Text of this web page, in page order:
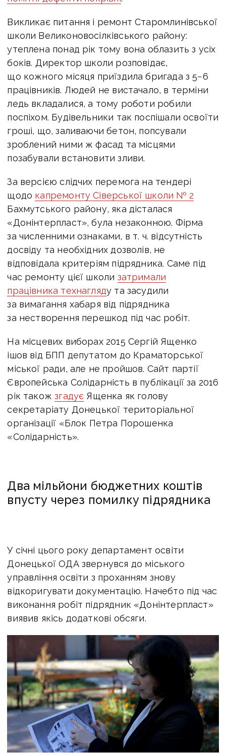
Викликає питання і ремонт Старомлинівської
школи Великоновосілківського району:
утеплена понад рік тому вона облазить з усіх
боків. Директор школи розповідає,
що кожного місяця приїздила бригада з 5−6
працівників. Людей не вистачало, в терміни
ледь вкладалися, а тому роботи робили
поспіхом. Будівельники так поспішали освоїти
гроші, що, заливаючи бетон, попсували
зроблений ними ж фасад та місцями
позабували встановити зливи.
За версією слідчих перемога на тендері
щодо капремонту Сіверської школи № 2
Бахмутського району, яка дісталася
«Донінтерпласт», була незаконною. Фірма
за численними ознаками, в т. ч. відсутність
досвіду та необхідних дозволів, не
відповідала критеріям підрядника. Саме під
час ремонту цієї школи затримали
працівника технагляду та засудили
за вимагання хабаря від підрядника
за нестворення перешкод під час робіт.
На місцевих виборах 2015 Сергій Ященко
ішов від БПП депутатом до Краматорської
міської ради, але не пройшов. Сайт партії
Європейська Солідарність в публікації за 2016
рік такожзгадує Ященка як голову
секретаріату Донецької територіальної
організації «Блок Петра Порошенка
«Солідарність».
Два мільйони бюджетних коштів
впусту через помилку підрядника
У січні цього року департамент освіти
Донецької ОДА звернувся до міського
управління освіти з проханням знову
відкоригувати документацію. Начебто під час
виконання робіт підрядник «Донінтерпласт»
виявив якісь додаткові обсяги.